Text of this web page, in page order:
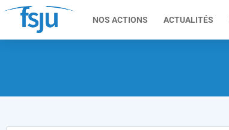
NOS ACTIONS ACTUALITÉS